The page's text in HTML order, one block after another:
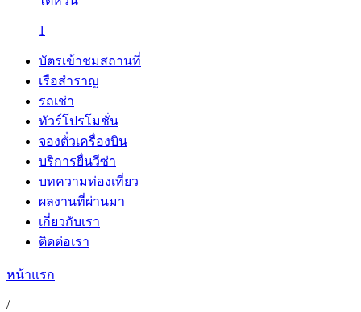
1
บัตรเข้าชมสถานที่
เรือสำราญ
รถเช่า
ทัวร์โปรโมชั่น
จองตั๋วเครื่องบิน
บริการยื่นวีซ่า
บทความท่องเที่ยว
ผลงานที่ผ่านมา
เกี่ยวกับเรา
ติดต่อเรา
หน้าแรก
/